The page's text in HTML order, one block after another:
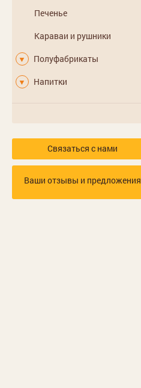
Печенье
Караваи и рушники
▼ Полуфабрикаты
▼ Напитки
Связаться с нами
Ваши отзывы и предложения